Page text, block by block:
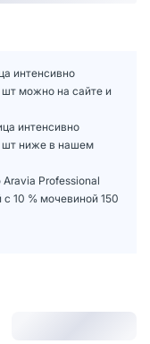
интенсивно
можно на сайте и
интенсивно
шт ниже в нашем
Professional
10 % мочевиной 150